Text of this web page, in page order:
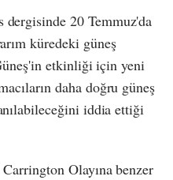
20 Temmuz'da
küredeki güneş
etkinliği için yeni
daha doğru güneş
iddia ettiği
Olayına benzer